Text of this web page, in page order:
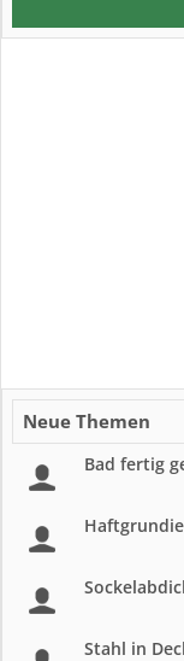
Neue Themen
Bad fertig
Stahl in